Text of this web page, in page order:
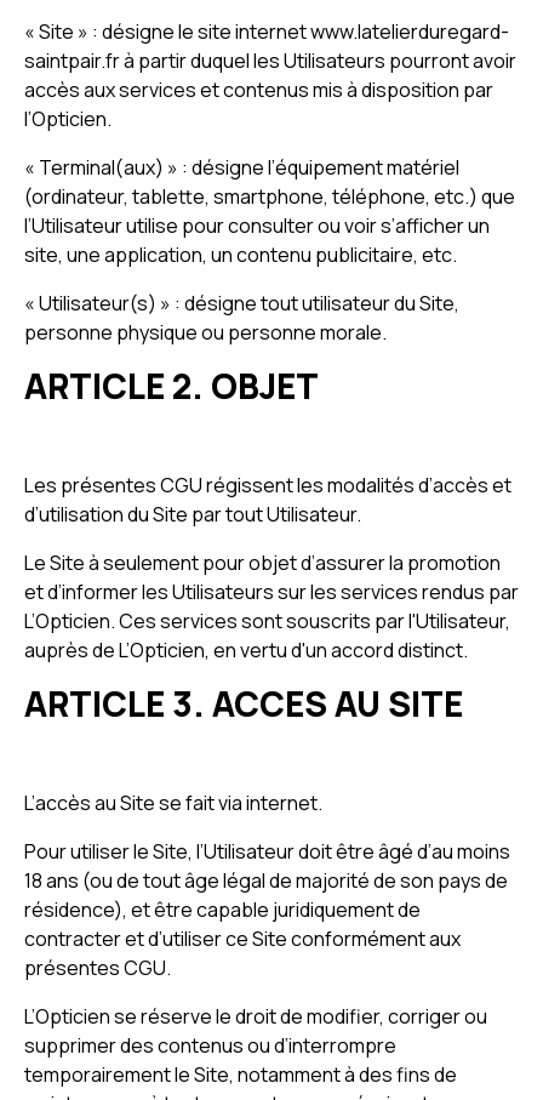
« Site » : désigne le site internet www.latelierduregard-
saintpair.fr à partir duquel les Utilisateurs pourront avoir
accès aux services et contenus mis à disposition par
l’Opticien.
« Terminal(aux) » : désigne l’équipement matériel
(ordinateur, tablette, smartphone, téléphone, etc.) que
l’Utilisateur utilise pour consulter ou voir s’afficher un
site, une application, un contenu publicitaire, etc.
« Utilisateur(s) » : désigne tout utilisateur du Site,
personne physique ou personne morale.
ARTICLE 2. OBJET
Les présentes CGU régissent les modalités d’accès et
d’utilisation du Site par tout Utilisateur.
Le Site à seulement pour objet d’assurer la promotion
et d’informer les Utilisateurs sur les services rendus par
L’Opticien. Ces services sont souscrits par l'Utilisateur,
auprès de L’Opticien, en vertu d'un accord distinct.
ARTICLE 3. ACCES AU SITE
L’accès au Site se fait via internet.
Pour utiliser le Site, l’Utilisateur doit être âgé d’au moins
18 ans (ou de tout âge légal de majorité de son pays de
résidence), et être capable juridiquement de
contracter et d’utiliser ce Site conformément aux
présentes CGU.
L’Opticien se réserve le droit de modifier, corriger ou
supprimer des contenus ou d’interrompre
temporairement le Site, notamment à des fins de